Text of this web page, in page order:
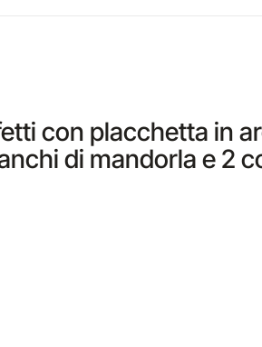
con placchetta in
di mandorla e 2